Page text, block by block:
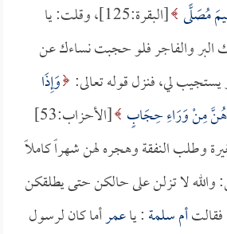
مُصَلًّى
[البقرة:125]، وقلت: يا
البر والفاجر فلو حجبت نساءك عن
يستجيب لي، فنزل قوله تعالى: وَإِذَا
مِنْ وَرَاءِ حِجَابٍ
[الأحزاب:53]
وطلب النفقة وهجره لهن شهراً كاملاً
لا تزلن على حالكن حتى يطلقكن
فقالتأم سلمة: ياعمرأما كان لرسول